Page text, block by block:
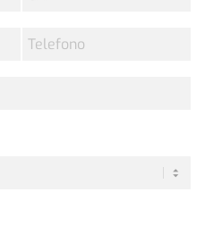
Telefono